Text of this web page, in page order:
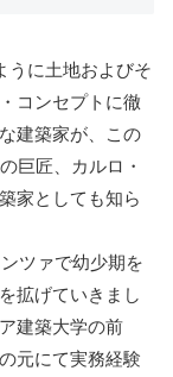
うに土地およびそ
コンセプトに徹
建築家が、この
巨匠、カルロ・
家としても知ら
ツァで幼少期を
拡げていきまし
建築大学の前
元にて実務経験